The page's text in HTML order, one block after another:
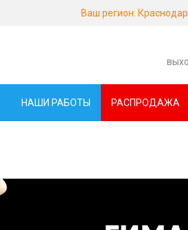
Ваш регион: Краснодар
НАШИ РАБОТЫ РАСПРОДАЖА